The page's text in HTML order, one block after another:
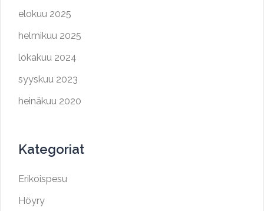
elokuu 2025
helmikuu 2025
lokakuu 2024
syyskuu 2023
heinäkuu 2020
Kategoriat
Erikoispesu
Höyry